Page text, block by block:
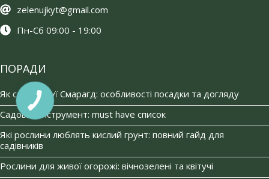
zelenujkyt@gmail.com
Пн-Сб 09:00 - 19:00
ПОРАДИ
Як садити туї Смарагд: особливості посадки та догляду
Садовий інструмент: must have список
Які рослини люблять кислий грунт: повний гайд для
садівників
Рослини для живої огорожі: вічнозелені та квітучі